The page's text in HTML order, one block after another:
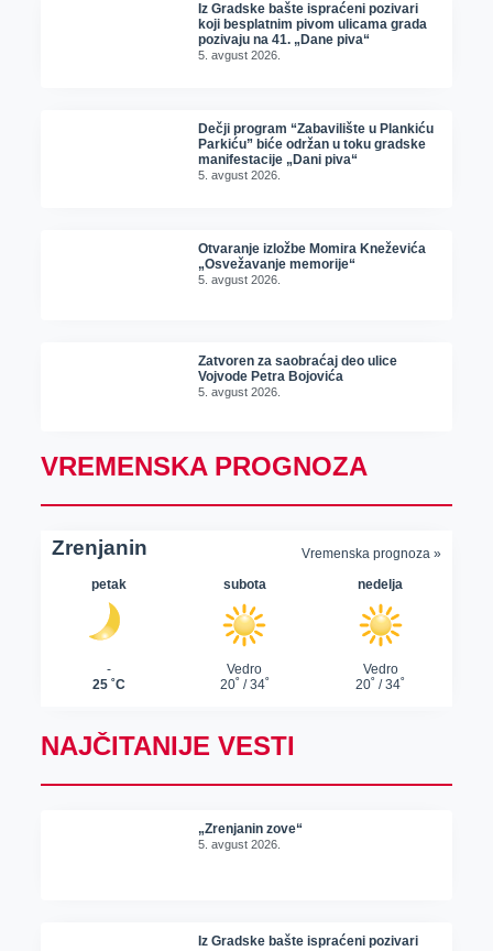
Iz Gradske bašte ispraćeni pozivari
koji besplatnim pivom ulicama grada
pozivaju na 41. „Dane piva“
5. avgust 2026.
Dečji program “Zabavilište u Plankiću
Parkiću” biće održan u toku gradske
manifestacije „Dani piva“
5. avgust 2026.
Otvaranje izložbe Momira Kneževića
„Osvežavanje memorije“
5. avgust 2026.
Zatvoren za saobraćaj deo ulice
Vojvode Petra Bojovića
5. avgust 2026.
VREMENSKA PROGNOZA
NAJČITANIJE VESTI
„Zrenjanin zove“
5. avgust 2026.
Iz Gradske bašte ispraćeni pozivari